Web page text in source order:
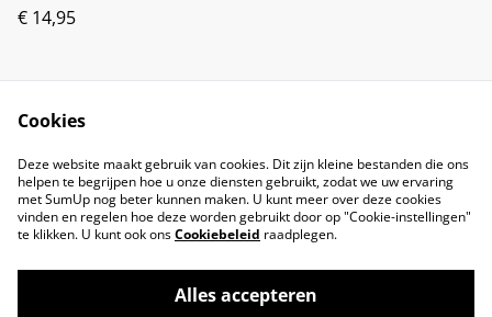
€ 14,95
Cookies
Deze website maakt gebruik van cookies. Dit zijn kleine bestanden die ons
helpen te begrijpen hoe u onze diensten gebruikt, zodat we uw ervaring
met SumUp nog beter kunnen maken. U kunt meer over deze cookies
vinden en regelen hoe deze worden gebruikt door op "Cookie-instellingen"
te klikken. U kunt ook onsCookiebeleid raadplegen.
Alles accepteren